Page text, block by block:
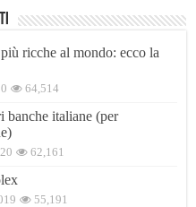
ricche al mondo: ecco la
64,514
banche italiane (per
62,161
55,191